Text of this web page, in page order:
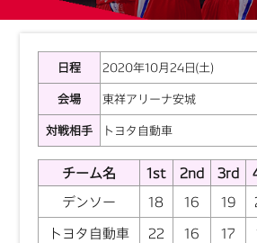
日程
2020年10月24日(土)
会場
東祥アリーナ安城
対戦相手
トヨタ自動車
チーム名 1st 2nd 3rd
デンソー
18 16 19
トヨタ自動車
22 16 17